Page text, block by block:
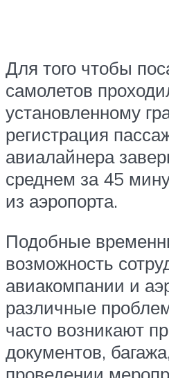
Для того чтобы
самолетов
установленному
регистрация
авиалайнера
среднем за 45
из аэропорта.
Подобные
возможность
авиакомпании и
различные
часто возникают
документов,